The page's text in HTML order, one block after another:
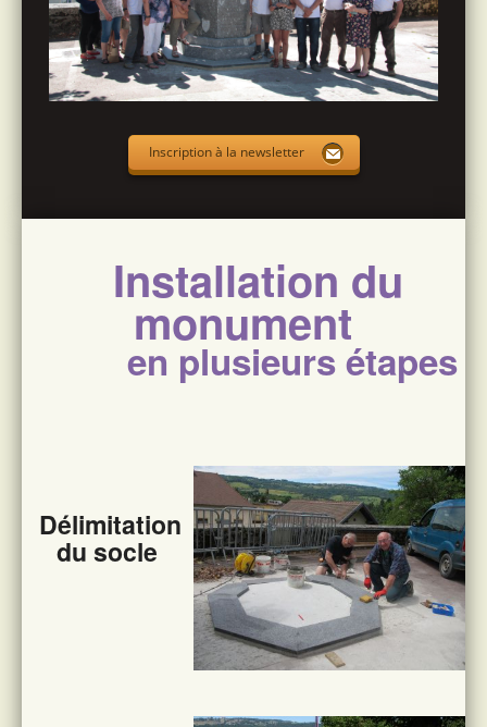
Inscription à la newsletter
Installation du
monument
en plusieurs étapes
Délimitation
du socle